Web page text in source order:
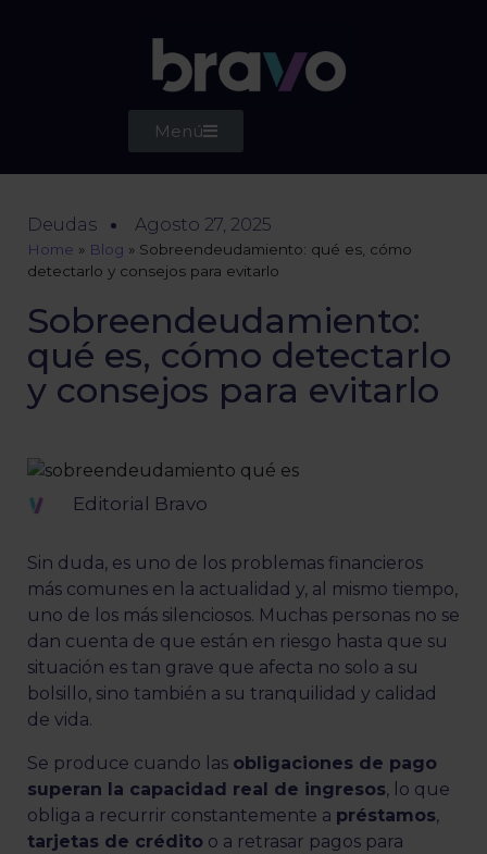
Menú
Deudas Agosto 27, 2025
Home » Blog » Sobreendeudamiento: qué es, cómo
detectarlo y consejos para evitarlo
Sobreendeudamiento:
qué es, cómo detectarlo
y consejos para evitarlo
Editorial Bravo
Sin duda, es uno de los problemas financieros
más comunes en la actualidad y, al mismo tiempo,
uno de los más silenciosos. Muchas personas no se
dan cuenta de que están en riesgo hasta que su
situación es tan grave que afecta no solo a su
bolsillo, sino también a su tranquilidad y calidad
de vida.
Se produce cuando las obligaciones de pago
superan la capacidad real de ingresos, lo que
obliga a recurrir constantemente a préstamos,
tarjetas de crédito o a retrasar pagos para